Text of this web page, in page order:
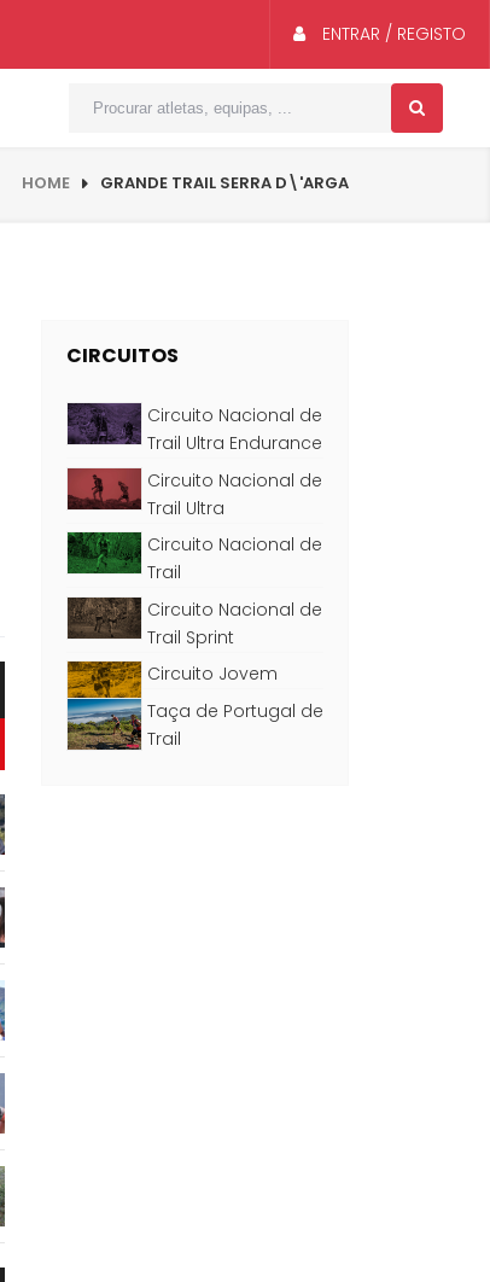
ENTRAR / REGISTO
HOME GRANDE TRAIL SERRA D\'ARGA
CIRCUITOS
Circuito Nacional de
Trail Ultra Endurance
Circuito Nacional de
Trail Ultra
Circuito Nacional de
Trail
Circuito Nacional de
Trail Sprint
Circuito Jovem
Taça de Portugal de
Trail